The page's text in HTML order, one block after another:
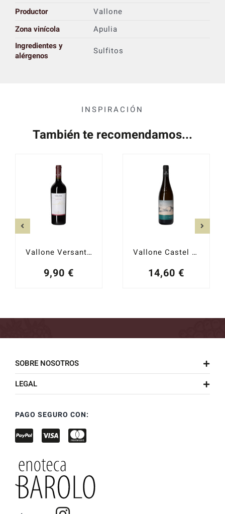
Productor
Vallone
Zona vinícola
Apulia
Ingredientes y
alérgenos
Sulfitos
INSPIRACIÓN
También te recomendamos...
Vallone Versante Primitivo 2023
9,90 €
Vallone Castel Serranova
14,60 €
SOBRE NOSOTROS
LEGAL
PAGO SEGURO CON: